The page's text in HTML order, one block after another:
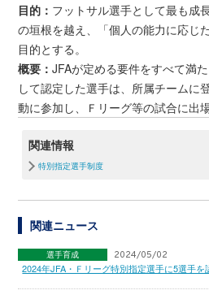
目的： フットサル選手として最も成
の垣根を越え、「個人の能力に応じ
目的とする。
概要：JFAが定める要件をすべて満
して認定した選手は、所属チームに
動に参加し、Ｆリーグ等の試合に出
関連情報
特別指定選手制度
関連ニュース
選手育成 2024/05/02
2024年JFA・Ｆリーグ特別指定選手に5選手